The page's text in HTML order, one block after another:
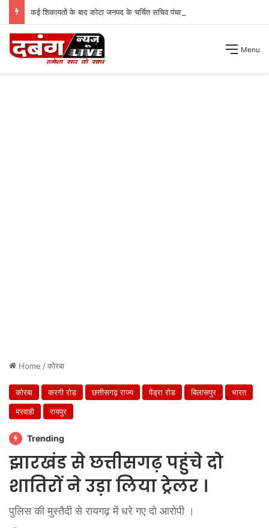
कई शिकायतों के बाद कोटा जनपद के चर्चित सचिव पंचायत से हटाए गए ।
Menu
Home /कोरबा
कोरबा करगी रोड छत्तीसगढ़ राज्य पेंड्रा रोड बिलासपुर
भारत
मरवाही
रायपुर
Trending
झारखंड से छत्तीसगढ़ पहुंचे दो
शातिरों ने उड़ा लिया ट्रेलर ।
पुलिस की मुस्तैदी से रायगढ़ में धरे गए दो आरोपी ।